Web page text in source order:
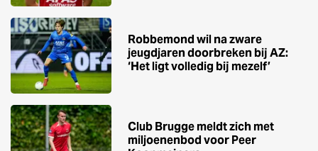
Robbemond wil na zware
jeugdjaren doorbreken bij AZ:
‘Het ligt volledig bij mezelf’
Club Brugge meldt zich met
miljoenenbod voor Peer